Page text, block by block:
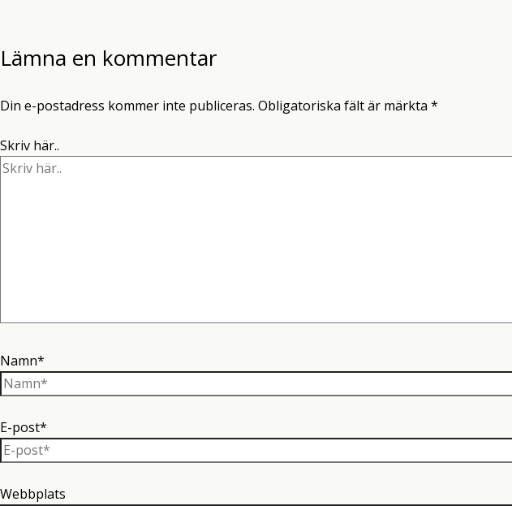
Lämna en kommentar
Din e-postadress kommer inte publiceras. Obligatoriska fält är märkta *
Skriv här..
Namn*
E-post*
Webbplats